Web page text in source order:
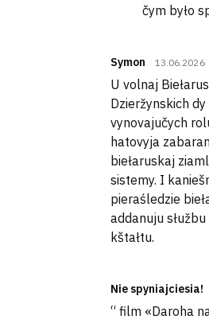
čym było
Symon 13.06.2026
U volnaj
Dzieržynskich
vynovajučych
hatovyja
biełaruskaj
sistemy. I
pieraśledzie
addanuju
kštałtu.
Nie spyniajciesia!
“ film «Daroha